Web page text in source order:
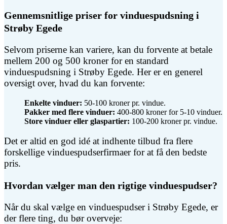
Gennemsnitlige priser for vinduespudsning i
Strøby Egede
Selvom priserne kan variere, kan du forvente at betale
mellem 200 og 500 kroner for en standard
vinduespudsning i Strøby Egede. Her er en generel
oversigt over, hvad du kan forvente:
Enkelte vinduer: 50-100 kroner pr. vindue.
Pakker med flere vinduer: 400-800 kroner for 5-10 vinduer.
Store vinduer eller glaspartier: 100-200 kroner pr. vindue.
Det er altid en god idé at indhente tilbud fra flere
forskellige vinduespudserfirmaer for at få den bedste
pris.
Hvordan vælger man den rigtige vinduespudser?
Når du skal vælge en vinduespudser i Strøby Egede, er
der flere ting, du bør overveje: